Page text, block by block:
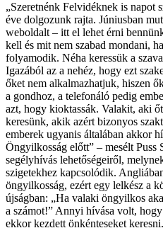
„Szeretnénk Felvidéknek is napot
éve dolgozunk rajta. Júniusban
weboldalt – itt el lehet érni
kell és mit nem szabad mondani,
folyamodik. Néha keressük a
Igazából az a nehéz, hogy ezt
őket nem alkalmazhatjuk, hiszen
a gondhoz, a telefonáló pedig
azt, hogy kioktassák. Valakit, aki
keresünk, akik azért bizonyos
emberek ugyanis általában akkor
Öngyilkosság előtt” – mesélt Puss
segélyhívás lehetőségeiről,
szigetekhez kapcsolódik.
öngyilkosság, ezért egy lelkész a
újságban: „Ha valaki öngyilkos
a számot!” Annyi hívása volt,
ekkor kezdett önkénteseket keresni.